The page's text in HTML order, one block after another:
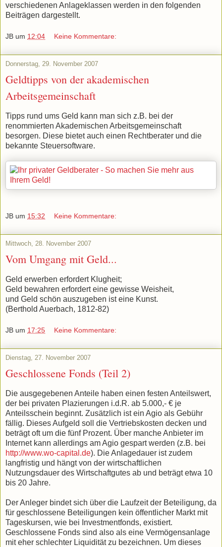
verschiedenen Anlageklassen werden in den folgenden
Beiträgen dargestellt.
JB um 12:04 Keine Kommentare:
Donnerstag, 29. November 2007
Geldtipps von der akademischen
Arbeitsgemeinschaft
Tipps rund ums Geld kann man sich z.B. bei der
renommierten Akademischen Arbeitsgemeinschaft
besorgen. Diese bietet auch einen Rechtberater und die
bekannte Steuersoftware.
JB um 15:32 Keine Kommentare:
Mittwoch, 28. November 2007
Vom Umgang mit Geld...
Geld erwerben erfordert Klugheit;
Geld bewahren erfordert eine gewisse Weisheit,
und Geld schön auszugeben ist eine Kunst.
(Berthold Auerbach, 1812-82)
JB um 17:25 Keine Kommentare:
Dienstag, 27. November 2007
Geschlossene Fonds (Teil 2)
Die ausgegebenen Anteile haben einen festen Anteilswert,
der bei privaten Plazierungen i.d.R. ab 5.000,- € je
Anteilsschein beginnt. Zusätzlich ist ein Agio als Gebühr
fällig. Dieses Aufgeld soll die Vertriebskosten decken und
beträgt oft um die fünf Prozent. Über manche Anbieter im
Internet kann allerdings am Agio gespart werden (z.B. bei
http://www.wo-capital.de). Die Anlagedauer ist zudem
langfristig und hängt von der wirtschaftlichen
Nutzungsdauer des Wirtschaftgutes ab und beträgt etwa 10
bis 20 Jahre.
Der Anleger bindet sich über die Laufzeit der Beteiligung, da
für geschlossene Beteiligungen kein öffentlicher Markt mit
Tageskursen, wie bei Investmentfonds, existiert.
Geschlossene Fonds sind also als eine Vermögensanlage
mit eher schlechter Liquidität zu bezeichnen. Um dieses